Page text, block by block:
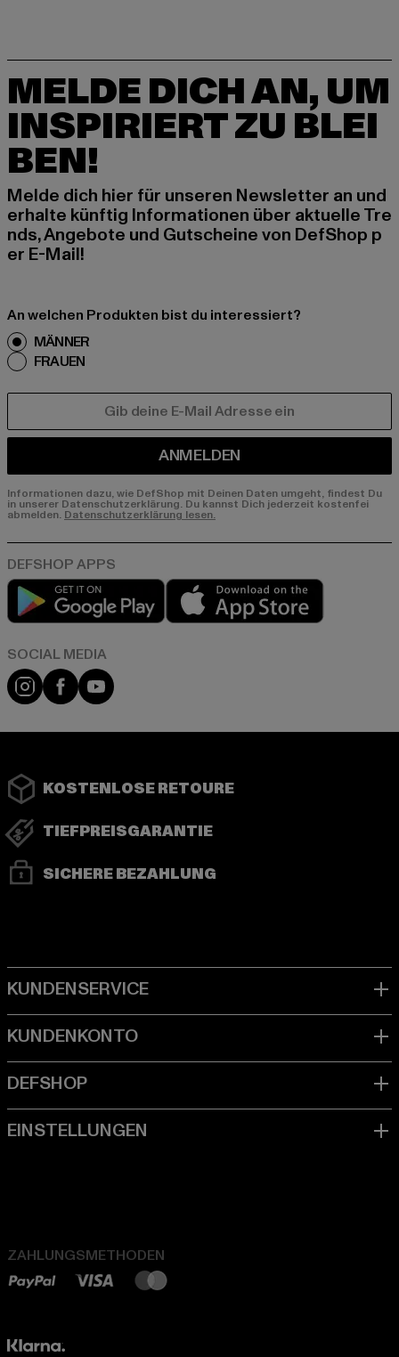
MELDE DICH AN, UM
INSPIRIERT ZU BLEI
BEN!
Melde dich hier für unseren Newsletter an und
erhalte künftig Informationen über aktuelle Tre
nds, Angebote und Gutscheine von DefShop p
er E-Mail!
An welchen Produkten bist du interessiert?
MÄNNER
FRAUEN
ANMELDEN
Informationen dazu, wie DefShop mit Deinen Daten umgeht, findest Du
in unserer Datenschutzerklärung. Du kannst Dich jederzeit kostenfei
abmelden. Datenschutzerklärung lesen.
Play market
Instagram
FacebookYouTube
KOSTENLOSE RETOURE
TIEFPREISGARANTIE
SICHERE BEZAHLUNG
ZAHLUNGSMETHODEN